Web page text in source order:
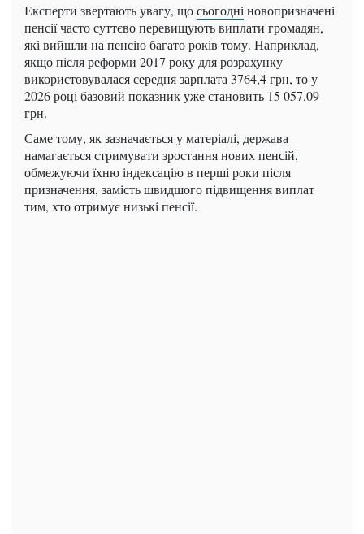
Експерти звертають увагу, щосьогодні новопризначені
пенсії часто суттєво перевищують виплати громадян,
які вийшли на пенсію багато років тому. Наприклад,
якщо після реформи 2017 року для розрахунку
використовувалася середня зарплата 3764,4 грн, то у
2026 році базовий показник уже становить 15 057,09
грн.
Саме тому, як зазначається у матеріалі, держава
намагається стримувати зростання нових пенсій,
обмежуючи їхню індексацію в перші роки після
призначення, замість швидшого підвищення виплат
тим, хто отримує низькі пенсії.